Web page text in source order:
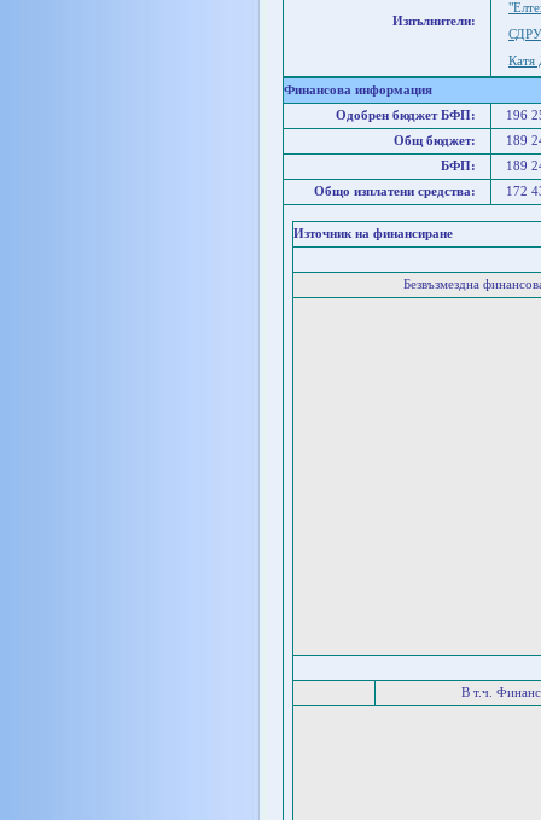
Изпълнители:
Катя
Финансова информация
Одобрен бюджет БФП:
196
Общ бюджет:
189
БФП:
189
Общо изплатени средства:
172
Източник на финансиране
Безвъзмездна
В т.ч.